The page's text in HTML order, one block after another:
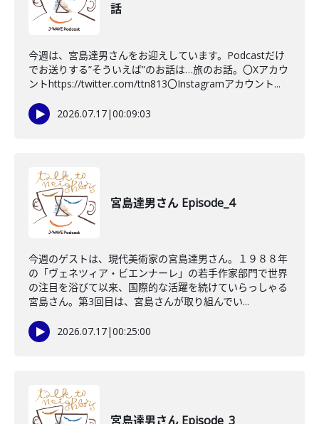
話
今週は、宮島達男さんをお迎えしています。Podcastだけ
でお送りする”そういえば”のお話は…旅のお話。〇Xアカウ
ントhttps://twitter.com/ttn813〇Instagramアカウント...
2026.07.17|00:09:03
宮島達男さん Episode_4
今週のゲストは、現代美術家の宮島達男さん。１９８８年
の「ヴェネツィア・ビエンナーレ」の若手作家部門で世界
の注目を浴びて以来、国際的な活躍を続けていらっしゃる
宮島さん。第3回目は、宮島さんが取り組んでい...
2026.07.17|00:25:00
宮島達男さん Episode_3